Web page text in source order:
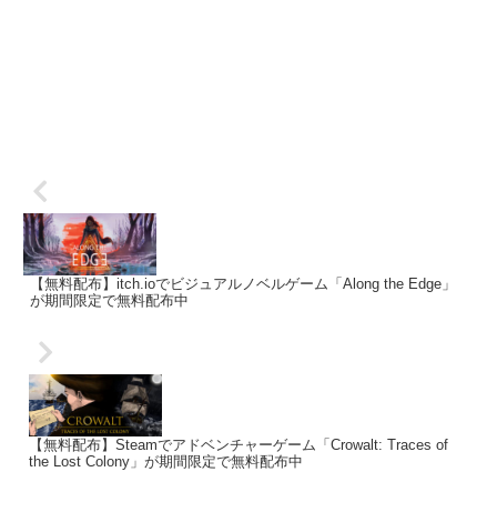
【無料配布】itch.ioでビジュアルノベルゲーム「Along the Edge」
が期間限定で無料配布中
【無料配布】Steamでアドベンチャーゲーム「Crowalt: Traces of
the Lost Colony」が期間限定で無料配布中